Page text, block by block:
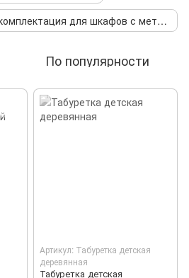
Дополнительная комплектация для шкафов с металла
По популярности
Артикул: Табуретка детская
деревянная
Табуретка детская